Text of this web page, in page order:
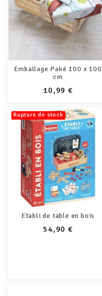
Emballage Paké 100 x 100
cm
PRIX
10,99 €
Rupture de stock
Etabli de table en bois
PRIX
54,90 €